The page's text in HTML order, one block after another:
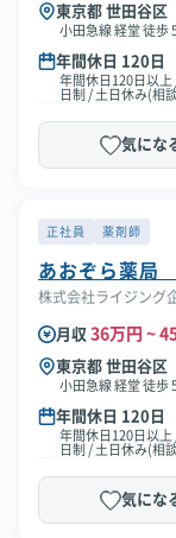
東京都 世田谷区
小田急線 経堂 徒歩
年間休日 120日
年間休日120日以上
日制 / 土日休み(相
気にな
正社員 薬剤師
あおぞら薬局
株式会社ライジング
月収 36万円 ~
東京都 世田谷区
小田急線 経堂 徒歩
年間休日 120日
年間休日120日以上
日制 / 土日休み(相
気にな